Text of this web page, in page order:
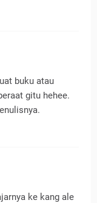
buku atau
gitu hehee.
ke kang ale